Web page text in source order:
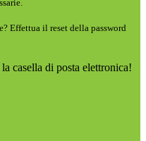
Effettua il reset della password
casella di posta elettronica!